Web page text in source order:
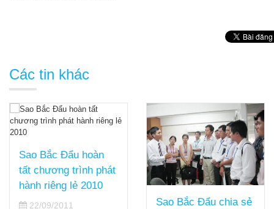
Các tin khác
Sao Bắc Đẩu hoàn
tất chương trình phát
hành riêng lẻ 2010
22/09/2011
Sao Bắc Đẩu chia sẻ